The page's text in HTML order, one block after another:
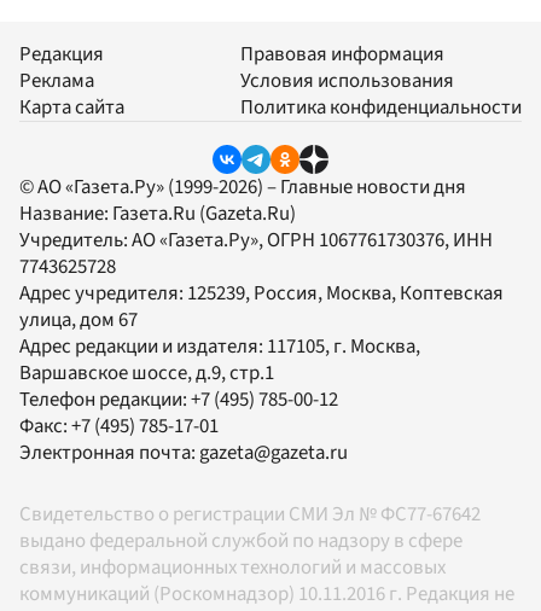
Редакция
Реклама
Карта сайта
Правовая информация
Условия использования
Политика конфиденциальности
© АО «Газета.Ру» (1999-2026) – Главные новости дня
Название: Газета.Ru (Gazeta.Ru)
Учредитель:АО «Газета.Ру», ОГРН 1067761730376, ИНН
7743625728
Адрес учредителя: 125239, Россия, Москва, Коптевская
улица, дом 67
Адрес редакции и издателя: 117105, г. Москва,
Варшавское шоссе, д.9, стр.1
Телефон редакции:+7 (495) 785-00-12
Факс:+7 (495) 785-17-01
Электронная почта:gazeta@gazeta.ru
Свидетельство о регистрации СМИ Эл № ФС77-67642
выдано федеральной службой по надзору в сфере
связи, информационных технологий и массовых
коммуникаций (Роскомнадзор) 10.11.2016 г. Редакция не